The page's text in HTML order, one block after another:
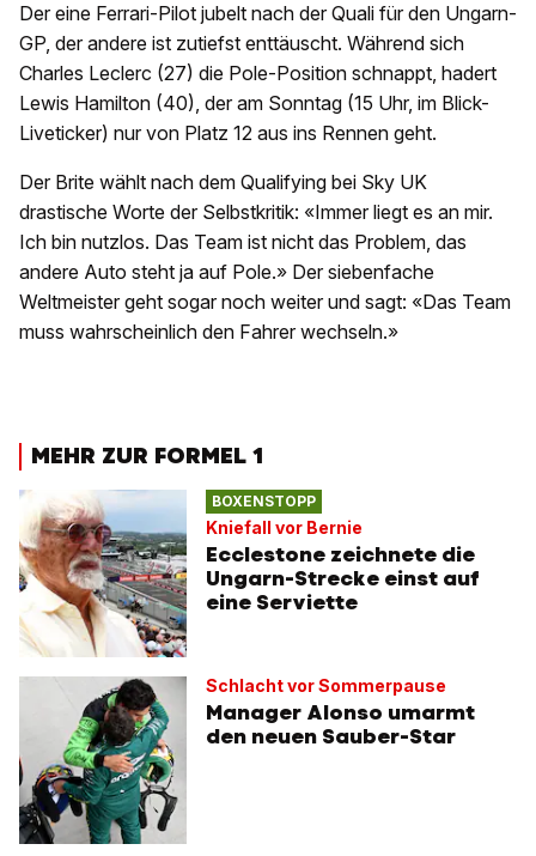
Der eine Ferrari-Pilot jubelt nach der Quali für den Ungarn-
GP, der andere ist zutiefst enttäuscht. Während sich
Charles Leclerc (27) die Pole-Position schnappt, hadert
Lewis Hamilton (40), der am Sonntag (15 Uhr, im Blick-
Liveticker) nur von Platz 12 aus ins Rennen geht.
Der Brite wählt nach dem Qualifying bei Sky UK
drastische Worte der Selbstkritik: «Immer liegt es an mir.
Ich bin nutzlos. Das Team ist nicht das Problem, das
andere Auto steht ja auf Pole.» Der siebenfache
Weltmeister geht sogar noch weiter und sagt: «Das Team
muss wahrscheinlich den Fahrer wechseln.»
MEHR ZUR FORMEL 1
BOXENSTOPP
Kniefall vor Bernie
Ecclestone zeichnete die
Ungarn-Strecke einst auf
eine Serviette
Schlacht vor Sommerpause
Manager Alonso umarmt
den neuen Sauber-Star